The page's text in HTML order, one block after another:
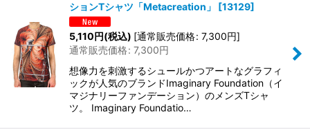
ションTシャツ「Metacreation」
[13129]
5,110円(税込) [通常販売価格: 7,300円]
通常販売価格: 7,300円
想像力を刺激するシュールかつアートなグラフィ
ックが人気のブランドImaginary Foundation（イ
マジナリーファンデーション）のメンズTシャ
ツ。 Imaginary Foundatio…